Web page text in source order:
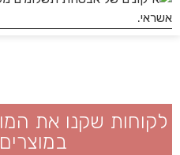
לקוחות שקנו את